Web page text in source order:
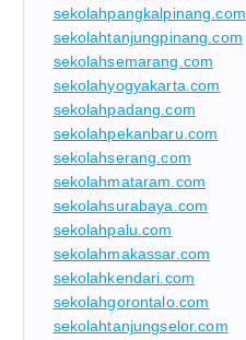
sekolahpangkalpinang.com
sekolahtanjungpinang.com
sekolahsemarang.com
sekolahyogyakarta.com
sekolahpadang.com
sekolahpekanbaru.com
sekolahserang.com
sekolahmataram.com
sekolahsurabaya.com
sekolahpalu.com
sekolahmakassar.com
sekolahkendari.com
sekolahgorontalo.com
sekolahtanjungselor.com